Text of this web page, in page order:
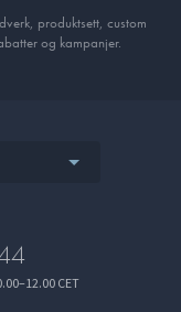
produkt­sett, custom
og kampanjer.
CET